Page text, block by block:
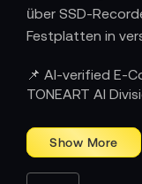
über SSD-
Festplatten in
Mithilfe des
Recorders haben
zu erweitern.
erlaubt
Statten Sie sich
📌 AI-verified E-
TONEART AI